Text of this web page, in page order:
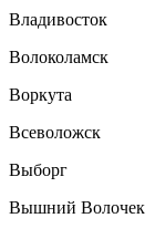
Владивосток
Волоколамск
Воркута
Всеволожск
Выборг
Вышний Волочек